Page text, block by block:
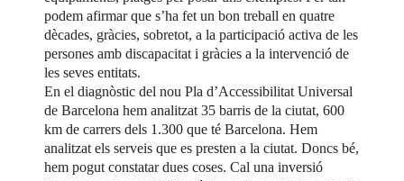
podem afirmar que s’ha fet un bon treball en quatre
dècades, gràcies, sobretot, a la participació activa de les
persones amb discapacitat i gràcies a la intervenció de
les seves entitats.
En el diagnòstic del nou Pla d’Accessibilitat Universal
de Barcelona hem analitzat 35 barris de la ciutat, 600
km de carrers dels 1.300 que té Barcelona. Hem
analitzat els serveis que es presten a la ciutat. Doncs bé,
hem pogut constatar dues coses. Cal una inversió